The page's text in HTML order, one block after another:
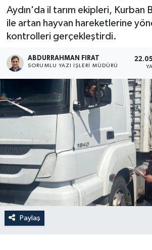
Aydın'da il tarım ekipleri, Kurban
ile artan hayvan hareketlerine
kontrolleri gerçekleştirdi.
ABDURRAHMAN FIRAT
SORUMLU YAZI İŞLERI MÜDÜRÜ
Paylaş
Haber Arşivi